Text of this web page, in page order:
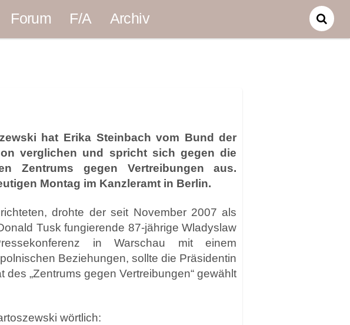
Forum F/A Archiv
hat Erika Steinbach vom Bund der
verglichen und spricht sich gegen die
Zentrums gegen Vertreibungen aus.
Montag im Kanzleramt in Berlin.
drohte der seit November 2007 als
Tusk fungierende 87-jährige Wladyslaw
in Warschau mit einem
Beziehungen, sollte die Präsidentin
„Zentrums gegen Vertreibungen“ gewählt
wörtlich: